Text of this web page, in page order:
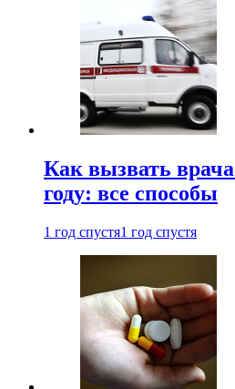
Как вызвать
году: все способы
1 год спустя1 год спустя